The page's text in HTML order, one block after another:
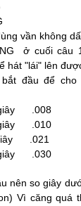
vần không
ở cuối câu
hát "lái" lên
đầu để cho
.008
.010
.021
.030
nên so giây
Vì căng quá